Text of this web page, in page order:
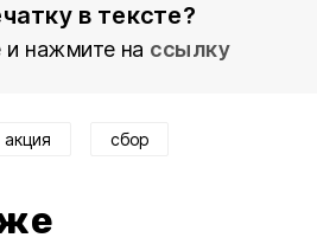
в тексте?
и нажмите на ссылку
акция сбор